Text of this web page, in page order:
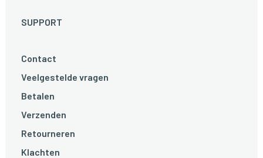
SUPPORT
Contact
Veelgestelde vragen
Betalen
Verzenden
Retourneren
Klachten